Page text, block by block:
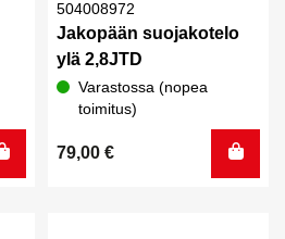
504008972
Jakopään suojakotelo
ylä 2,8JTD
Varastossa (nopea
toimitus)
79,00 €